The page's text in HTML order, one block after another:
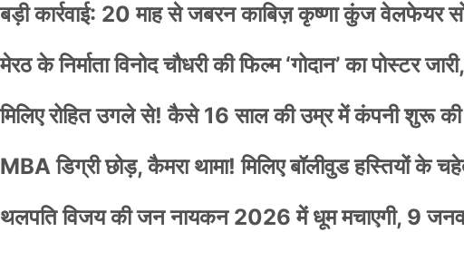
बड़ी कार्रवाई: 20 माह से जबरन काबिज़ कृष्णा कुंज वेलफेयर
मेरठ के निर्माता विनोद चौधरी की फिल्म ‘गोदान’ का पोस्टर
मिलिए रोहित उगले से! कैसे 16 साल की उम्र में कंपनी शुरू
MBA डिग्री छोड़, कैमरा थामा! मिलिए बॉलीवुड हस्तियों के
थलपति विजय की जन नायकन 2026 में धूम मचाएगी, 9